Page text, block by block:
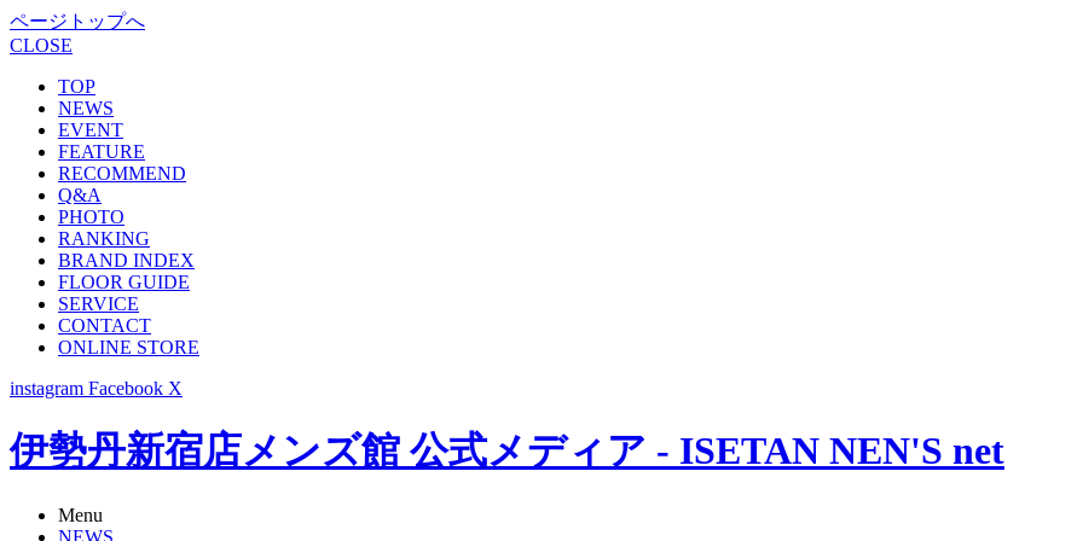
ページトップへ
CLOSE
TOP
NEWS
EVENT
FEATURE
RECOMMEND
Q&A
PHOTO
RANKING
BRAND INDEX
FLOOR GUIDE
SERVICE
CONTACT
ONLINE STORE
instagram Facebook X
伊勢丹新宿店メンズ館 公式メディア - ISETAN NEN'S net
Menu
NEWS